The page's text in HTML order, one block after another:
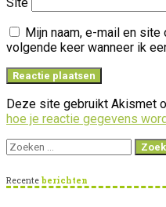
Mijn naam, e-mail en
volgende keer wanneer ik
Deze site gebruikt Akismet
hoe je reactie gegevens
Zoeken
Recente berichten